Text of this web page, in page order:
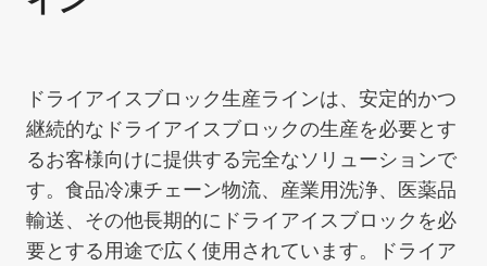
ドライアイスブロック生産ラインは、安定的かつ
継続的なドライアイスブロックの生産を必要とす
るお客様向けに提供する完全なソリューションで
す。食品冷凍チェーン物流、産業用洗浄、医薬品
輸送、その他長期的にドライアイスブロックを必
要とする用途で広く使用されています。ドライア